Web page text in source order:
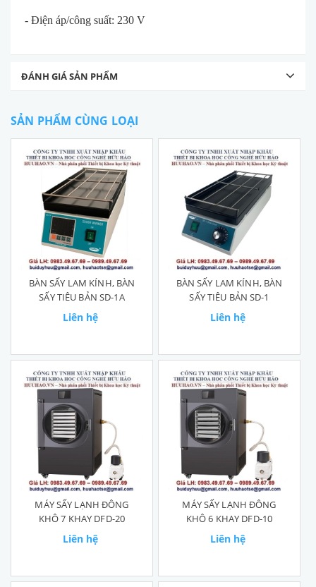
- Điện áp/công suất: 230 V
ĐÁNH GIÁ SẢN PHẨM
SẢN PHẨM CÙNG LOẠI
BÀN SẤY LAM KÍNH, BÀN
SẤY TIÊU BẢN SD-1A
Liên hệ
BÀN SẤY LAM KÍNH, BÀN
SẤY TIÊU BẢN SD-1
Liên hệ
MÁY SẤY LẠNH ĐÔNG
KHÔ 7 KHAY DFD-20
Liên hệ
MÁY SẤY LẠNH ĐÔNG
KHÔ 6 KHAY DFD-10
Liên hệ